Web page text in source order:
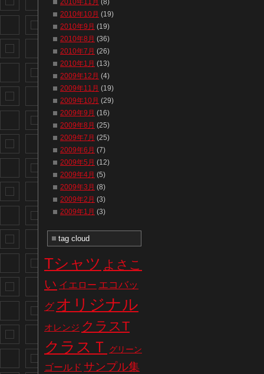
2010年11月 (8)
2010年10月 (19)
2010年9月 (19)
2010年8月 (36)
2010年7月 (26)
2010年1月 (13)
2009年12月 (4)
2009年11月 (19)
2009年10月 (29)
2009年9月 (16)
2009年8月 (25)
2009年7月 (25)
2009年6月 (7)
2009年5月 (12)
2009年4月 (5)
2009年3月 (8)
2009年2月 (3)
2009年1月 (3)
tag cloud
Tシャツ よさこ
い イエロー エコバッ
グ オリジナル
オレンジ クラスT
クラスＴ グリーン
ゴールド サンプル集